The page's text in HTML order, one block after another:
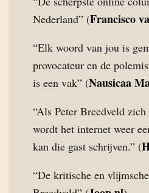
Nederland” (Francisco
“Elk woord van jou is
provocateur en de
is een vak” (Nausicaa
“Als Peter Breedveld
wordt het internet weer
kan die gast schrijven.” (
“De kritische en